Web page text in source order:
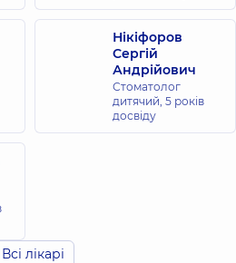
Нікіфоров
Сергій
Андрійович
Стоматолог
дитячий, 5 років
досвіду
Всі лікарі